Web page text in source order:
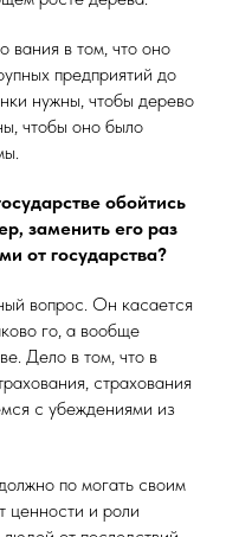
вания в том, что оно
предприятий до
нужны, чтобы дерево
чтобы оно было
обойтись
заменить его раз
от государства?
вопрос. Он касается
го, а вообще
Дело в том, что в
страхования
с убеждениями из
по могать своим
ценности и роли